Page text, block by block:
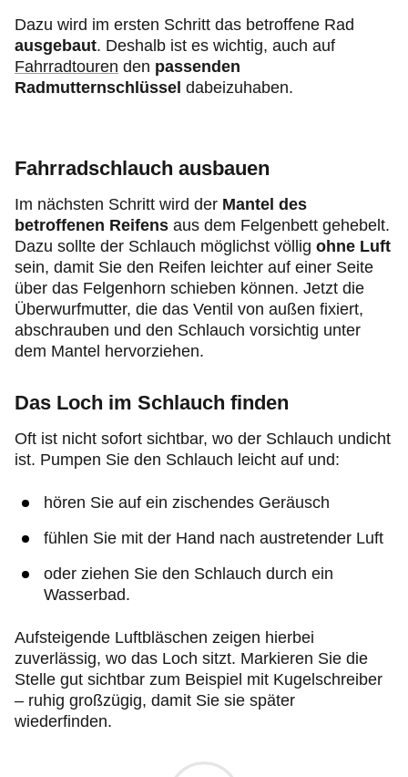
Dazu wird im ersten Schritt das betroffene Rad
ausgebaut. Deshalb ist es wichtig, auch auf
Fahrradtouren den passenden
Radmutternschlüssel dabeizuhaben.
Fahrradschlauch ausbauen
Im nächsten Schritt wird der Mantel des
betroffenen Reifens aus dem Felgenbett gehebelt.
Dazu sollte der Schlauch möglichst völlig ohne Luft
sein, damit Sie den Reifen leichter auf einer Seite
über das Felgenhorn schieben können. Jetzt die
Überwurfmutter, die das Ventil von außen fixiert,
abschrauben und den Schlauch vorsichtig unter
dem Mantel hervorziehen.
Das Loch im Schlauch finden
Oft ist nicht sofort sichtbar, wo der Schlauch undicht
ist. Pumpen Sie den Schlauch leicht auf und:
hören Sie auf ein zischendes Geräusch
fühlen Sie mit der Hand nach austretender Luft
oder ziehen Sie den Schlauch durch ein
Wasserbad.
Aufsteigende Luftbläschen zeigen hierbei
zuverlässig, wo das Loch sitzt. Markieren Sie die
Stelle gut sichtbar zum Beispiel mit Kugelschreiber
– ruhig großzügig, damit Sie sie später
wiederfinden.